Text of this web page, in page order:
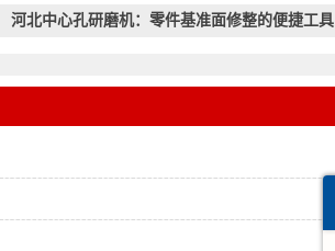
河北中心孔研磨机：零件基准面修整的便捷工具